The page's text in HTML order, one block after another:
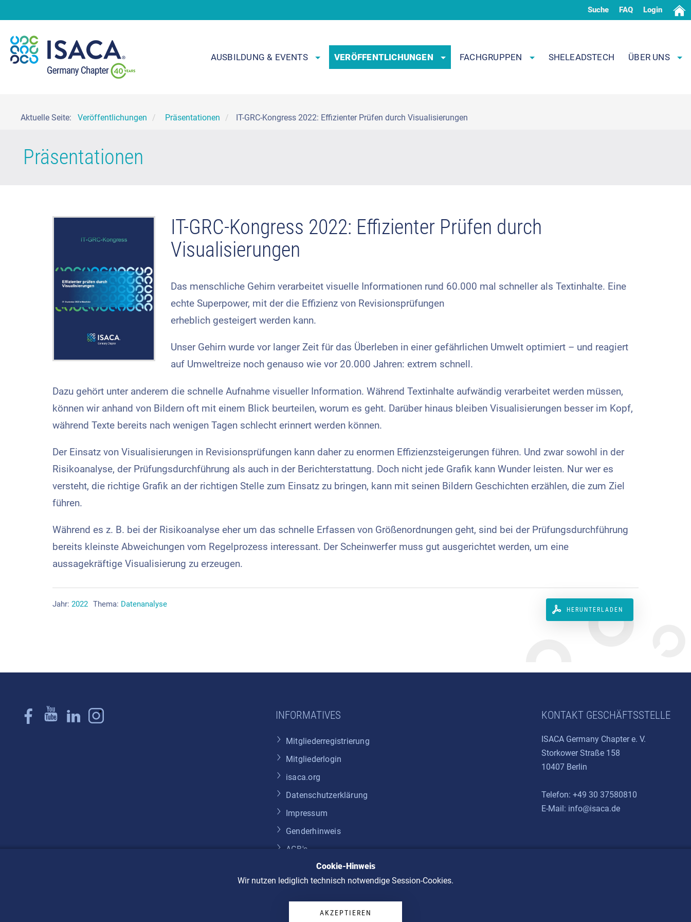
Suche FAQ Login
AUSBILDUNG & EVENTS VERÖFFENTLICHUNGEN FACHGRUPPEN SHELEADSTECH ÜBER UNS
Aktuelle Seite: Veröffentlichungen Präsentationen IT-GRC-Kongress 2022: Effizienter Prüfen durch Visualisierungen
Präsentationen
IT-GRC-Kongress 2022: Effizienter Prüfen durch
Visualisierungen
Das menschliche Gehirn verarbeitet visuelle Informationen rund 60.000 mal schneller als Textinhalte. Eine
echte Superpower, mit der die Effizienz von Revisionsprüfungen
erheblich gesteigert werden kann.
Unser Gehirn wurde vor langer Zeit für das Überleben in einer gefährlichen Umwelt optimiert – und reagiert
auf Umweltreize noch genauso wie vor 20.000 Jahren: extrem schnell.
Dazu gehört unter anderem die schnelle Aufnahme visueller Information. Während Textinhalte aufwändig verarbeitet werden müssen,
können wir anhand von Bildern oft mit einem Blick beurteilen, worum es geht. Darüber hinaus bleiben Visualisierungen besser im Kopf,
während Texte bereits nach wenigen Tagen schlecht erinnert werden können.
Der Einsatz von Visualisierungen in Revisionsprüfungen kann daher zu enormen Effizienzsteigerungen führen. Und zwar sowohl in der
Risikoanalyse, der Prüfungsdurchführung als auch in der Berichterstattung. Doch nicht jede Grafik kann Wunder leisten. Nur wer es
versteht, die richtige Grafik an der richtigen Stelle zum Einsatz zu bringen, kann mit seinen Bildern Geschichten erzählen, die zum Ziel
führen.
Während es z. B. bei der Risikoanalyse eher um das schnelle Erfassen von Größenordnungen geht, sind bei der Prüfungsdurchführung
bereits kleinste Abweichungen vom Regelprozess interessant. Der Scheinwerfer muss gut ausgerichtet werden, um eine
aussagekräftige Visualisierung zu erzeugen.
Jahr: 2022 Thema: Datenanalyse
HERUNTERLADEN
INFORMATIVES
Mitgliederregistrierung
Mitgliederlogin
isaca.org
Datenschutzerklärung
Impressum
Genderhinweis
AGB's
Widerruf
KONTAKT GESCHÄFTSSTELLE
ISACA Germany Chapter e. V.
Storkower Straße 158
10407 Berlin
Telefon: +49 30 37580810
E-Mail: info@isaca.de
Cookie-Hinweis
Wir nutzen lediglich technisch notwendige Session-Cookies.
AKZEPTIEREN